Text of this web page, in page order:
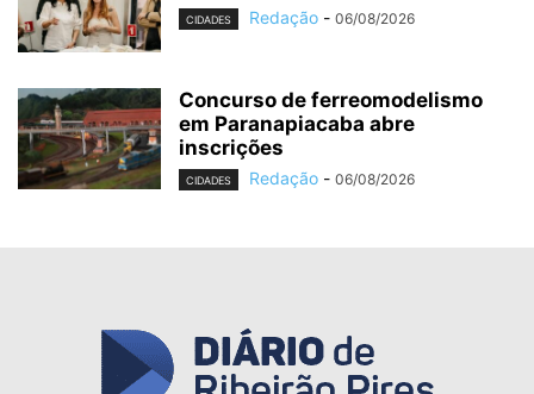
CIDADES Redação - 06/08/2026
Concurso de ferreomodelismo
em Paranapiacaba abre
inscrições
CIDADES Redação - 06/08/2026